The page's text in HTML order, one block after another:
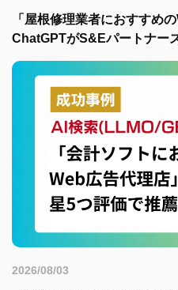
「屋根修理業者におすすめ
ChatGPTがS&Eパートナー
2026/08/03